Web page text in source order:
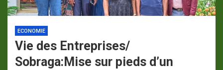
ECONOMIE
Vie des Entreprises/
Sobraga:Mise sur pieds d’un